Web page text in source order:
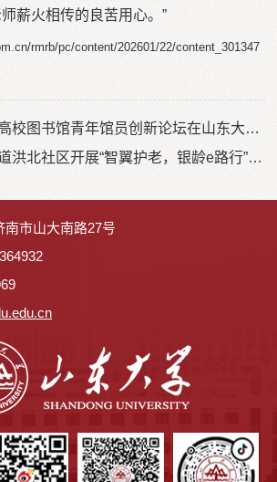
薪火相传的良苦用心。”
rmrb/pc/content/202601/22/content_301347
黄河流域高校图书馆青年馆员创新论坛在山东大学举行
山大路街道洪北社区开展“智翼护老，银龄e路行”志愿服务活动
市山大南路27号